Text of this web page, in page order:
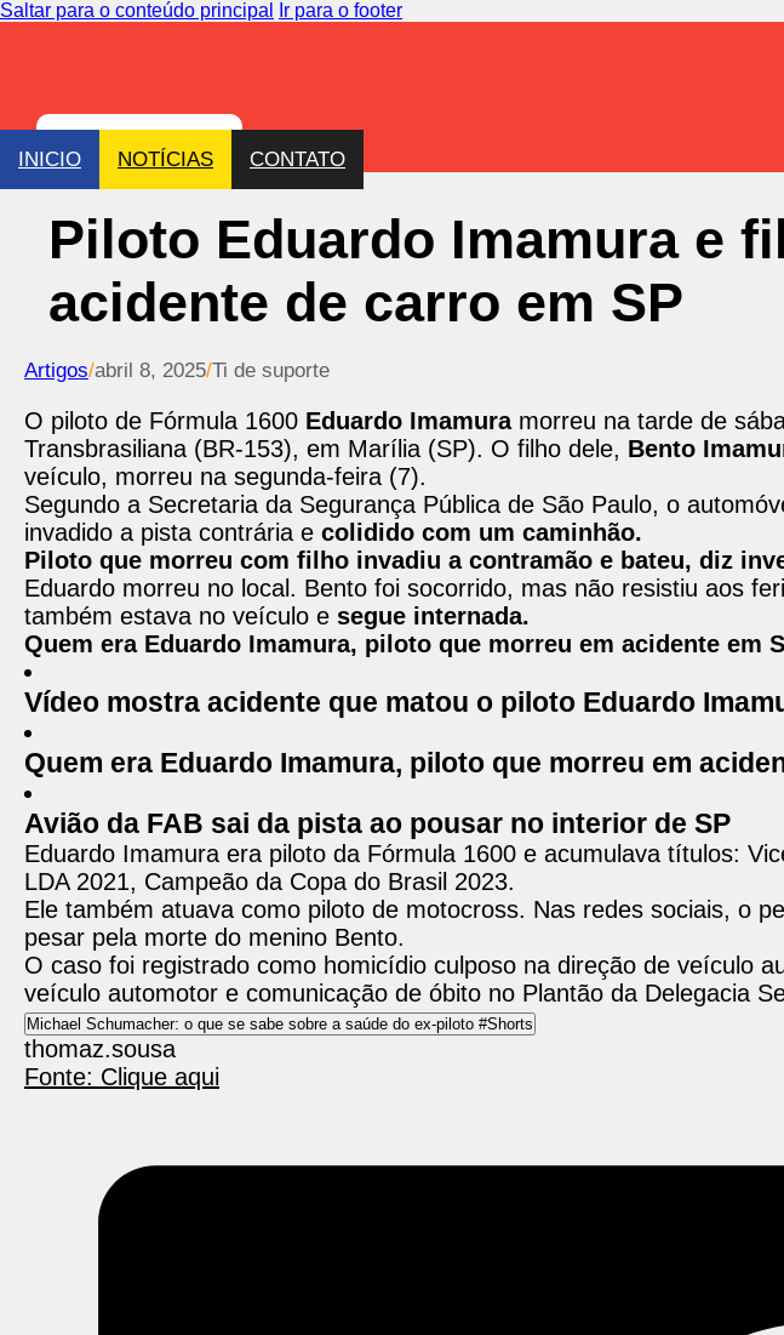
Saltar para o conteúdo principal Ir para o footer
INICIO NOTÍCIAS CONTATO
Piloto Eduardo Imamura e
acidente de carro em SP
Artigos/abril 8, 2025/Ti de suporte
O piloto de Fórmula 1600 Eduardo Imamuramorreu na tarde de
Transbrasiliana (BR-153), em Marília (SP). O filho dele, Bento
veículo, morreu na segunda-feira (7).
Segundo a Secretaria da Segurança Pública de São Paulo, o
invadido a pista contrária e colidido com um caminhão.
Piloto que morreu com filho invadiu a contramão e bateu, diz
Eduardo morreu no local. Bento foi socorrido, mas não resistiu aos
também estava no veículo e segue internada.
Quem era Eduardo Imamura, piloto que morreu em acidente em
Vídeo mostra acidente que matou o piloto Eduardo
Quem era Eduardo Imamura, piloto que morreu em
Avião da FAB sai da pista ao pousar no interior de SP
Eduardo Imamura era piloto da Fórmula 1600 e acumulava títulos:
LDA 2021, Campeão da Copa do Brasil 2023.
Ele também atuava como piloto de motocross. Nas redes sociais, o
pesar pela morte do menino Bento.
O caso foi registrado como homicídio culposo na direção de veículo
veículo automotor e comunicação de óbito no Plantão da Delegacia
Michael Schumacher: o que se sabe sobre a saúde do ex-piloto #Shorts
thomaz.sousa
Fonte: Clique aqui